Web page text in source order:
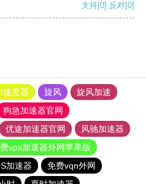
支持[0] 反对[0]
速度器 旋风
旋风加速
狗急加速器官网
优途加速器官网
风驰加速器
vps加速器外网苹果版
加速器
免费vqn外网